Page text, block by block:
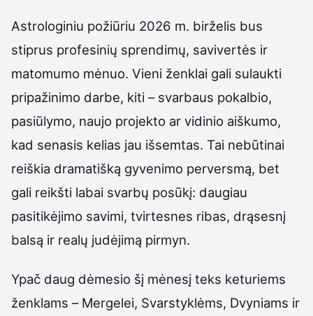
Astrologiniu požiūriu 2026 m. birželis bus
stiprus profesinių sprendimų, savivertės ir
matomumo mėnuo. Vieni ženklai gali sulaukti
pripažinimo darbe, kiti – svarbaus pokalbio,
pasiūlymo, naujo projekto ar vidinio aiškumo,
kad senasis kelias jau išsemtas. Tai nebūtinai
reiškia dramatišką gyvenimo perversmą, bet
gali reikšti labai svarbų posūkį: daugiau
pasitikėjimo savimi, tvirtesnes ribas, drąsesnį
balsą ir realų judėjimą pirmyn.
Ypač daug dėmesio šį mėnesį teks keturiems
ženklams – Mergelei, Svarstyklėms, Dvyniams ir